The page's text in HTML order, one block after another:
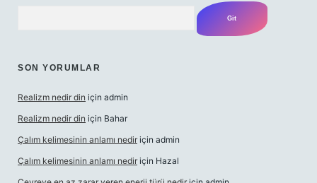
SON YORUMLAR
Realizm nedir din için admin
Realizm nedir din için Bahar
Çalım kelimesinin anlamı nedir için admin
Çalım kelimesinin anlamı nedir için Hazal